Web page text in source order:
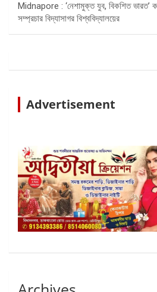
Midnapore : ‘নেশামুক্ত যুব, বিকশিত ভারত’
সম্প্রচার বিদ্যাসাগর বিশ্ববিদ্যালয়ের
Advertisement